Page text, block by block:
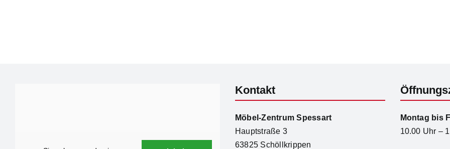
Kontakt
Möbel-Zentrum Spessart
Hauptstraße 3
63825 Schöllkrippen
Montag bis
10.00 Uhr –